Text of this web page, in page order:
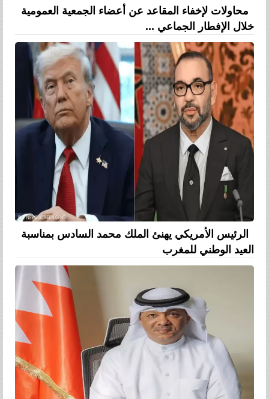
محاولات لإخفاء المقاعد عن أعضاء الجمعية العمومية
خلال الإفطار الجماعي ...
الرئيس الأمريكي يهنئ الملك محمد السادس بمناسبة
العيد الوطني للمغرب